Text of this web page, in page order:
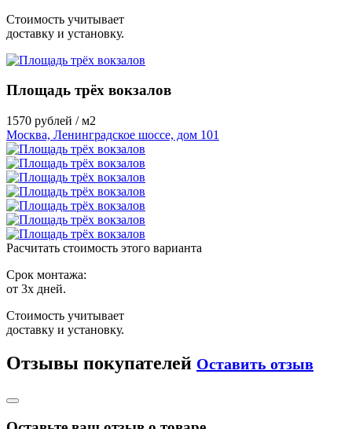
Стоимость учитывает
доставку и установку.
Площадь трёх вокзалов
1570 рублей / м2
Москва, Ленинградское шоссе, дом 101
Расчитать стоимость этого варианта
Срок монтажа:
от 3х дней.
Стоимость учитывает
доставку и установку.
Отзывы покупателей Оставить отзыв